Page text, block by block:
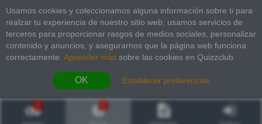
Usamos cookies y coleccionamos alguna información sobre ti para
realzar tu experiencia de nuestro sitio web; usamos servicios de
terceros para proporcionar rasgos de medios sociales, personalizar
contenido y anuncios, y asegurarnos que la página web funciona
correctamente. Aprender más sobre las cookies en Quizzclub.
OK Establecer preferencias
2